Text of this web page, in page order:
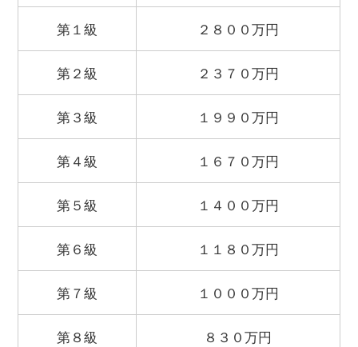
第１級 ２８００万円
第２級 ２３７０万円
第３級 １９９０万円
第４級 １６７０万円
第５級 １４００万円
第６級 １１８０万円
第７級 １０００万円
第８級 ８３０万円